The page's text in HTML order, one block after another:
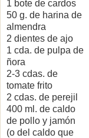
1 bote de cardos
50 g. de harina de
almendra
2 dientes de ajo
1 cda. de pulpa de
ñora
2-3 cdas. de
tomate frito
2 cdas. de perejil
400 ml. de caldo
de pollo y jamón
(o del caldo que